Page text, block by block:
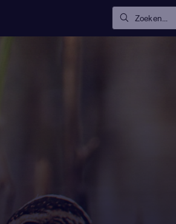
Zoeken...